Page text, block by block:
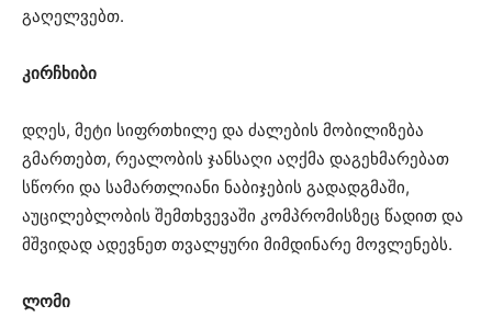
გაღელვებთ.
კირჩხიბი
დღეს, მეტი სიფრთხილე და ძალების მობილიზება
გმართებთ, რეალობის ჯანსაღი აღქმა დაგეხმარებათ
სწორი და სამართლიანი ნაბიჯების გადადგმაში,
აუცილებლობის შემთხვევაში კომპრომისზეც წადით და
მშვიდად ადევნეთ თვალყური მიმდინარე მოვლენებს.
ლომი